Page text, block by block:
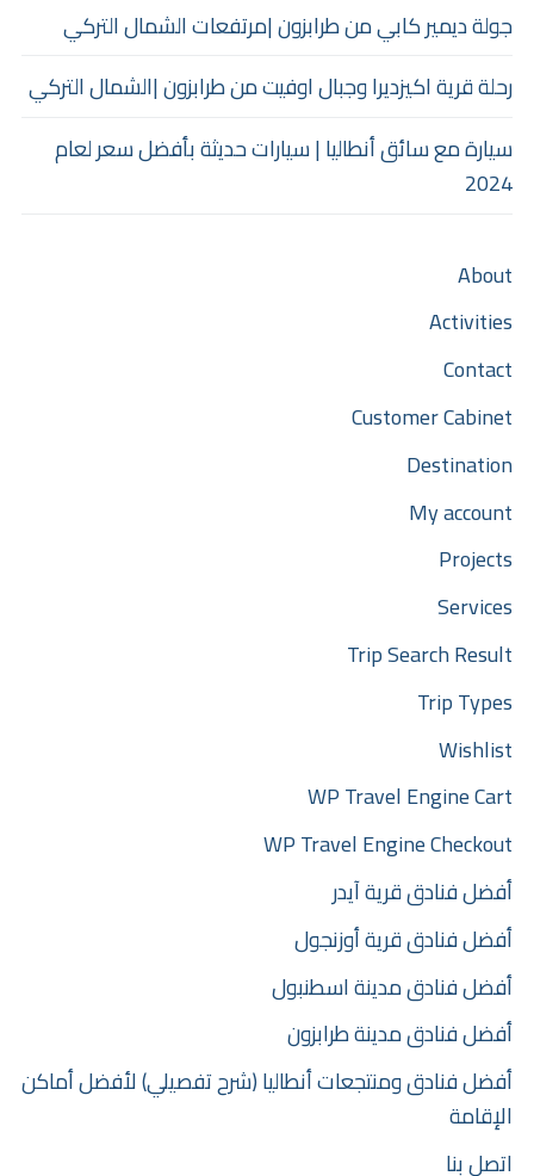
جولة ديمير كابي من طرابزون |مرتفعات الشمال التركي
رحلة قرية اكيزديرا وجبال اوفيت من طرابزون |الشمال التركي
سيارة مع سائق أنطاليا | سيارات حديثة بأفضل سعر لعام
2024
About
Activities
Contact
Customer Cabinet
Destination
My account
Projects
Services
Trip Search Result
Trip Types
Wishlist
WP Travel Engine Cart
WP Travel Engine Checkout
أفضل فنادق قرية آيدر
أفضل فنادق قرية أوزنجول
أفضل فنادق مدينة اسطنبول
أفضل فنادق مدينة طرابزون
أفضل فنادق ومنتجعات أنطاليا (شرح تفصيلي) لأفضل أماكن
الإقامة
اتصل بنا